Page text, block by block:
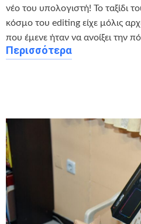
νέο του υπολογιστή! Το ταξίδι
κόσμο του editing είχε μόλις
που έμενε ήταν να ανοίξει την
Περισσότερα